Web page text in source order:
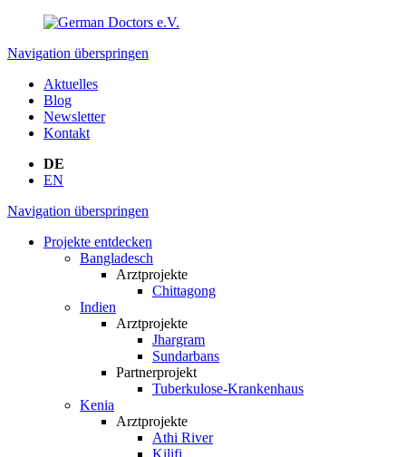
Navigation überspringen
Aktuelles
Blog
Newsletter
Kontakt
DE
EN
Navigation überspringen
Projekte entdecken
Bangladesch
Arztprojekte
Chittagong
Indien
Arztprojekte
Jhargram
Sundarbans
Partnerprojekt
Tuberkulose-Krankenhaus
Kenia
Arztprojekte
Athi River
Kilifi